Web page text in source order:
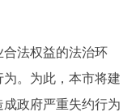
法权益的法治环
。为此，本市将建
政府严重失约行为